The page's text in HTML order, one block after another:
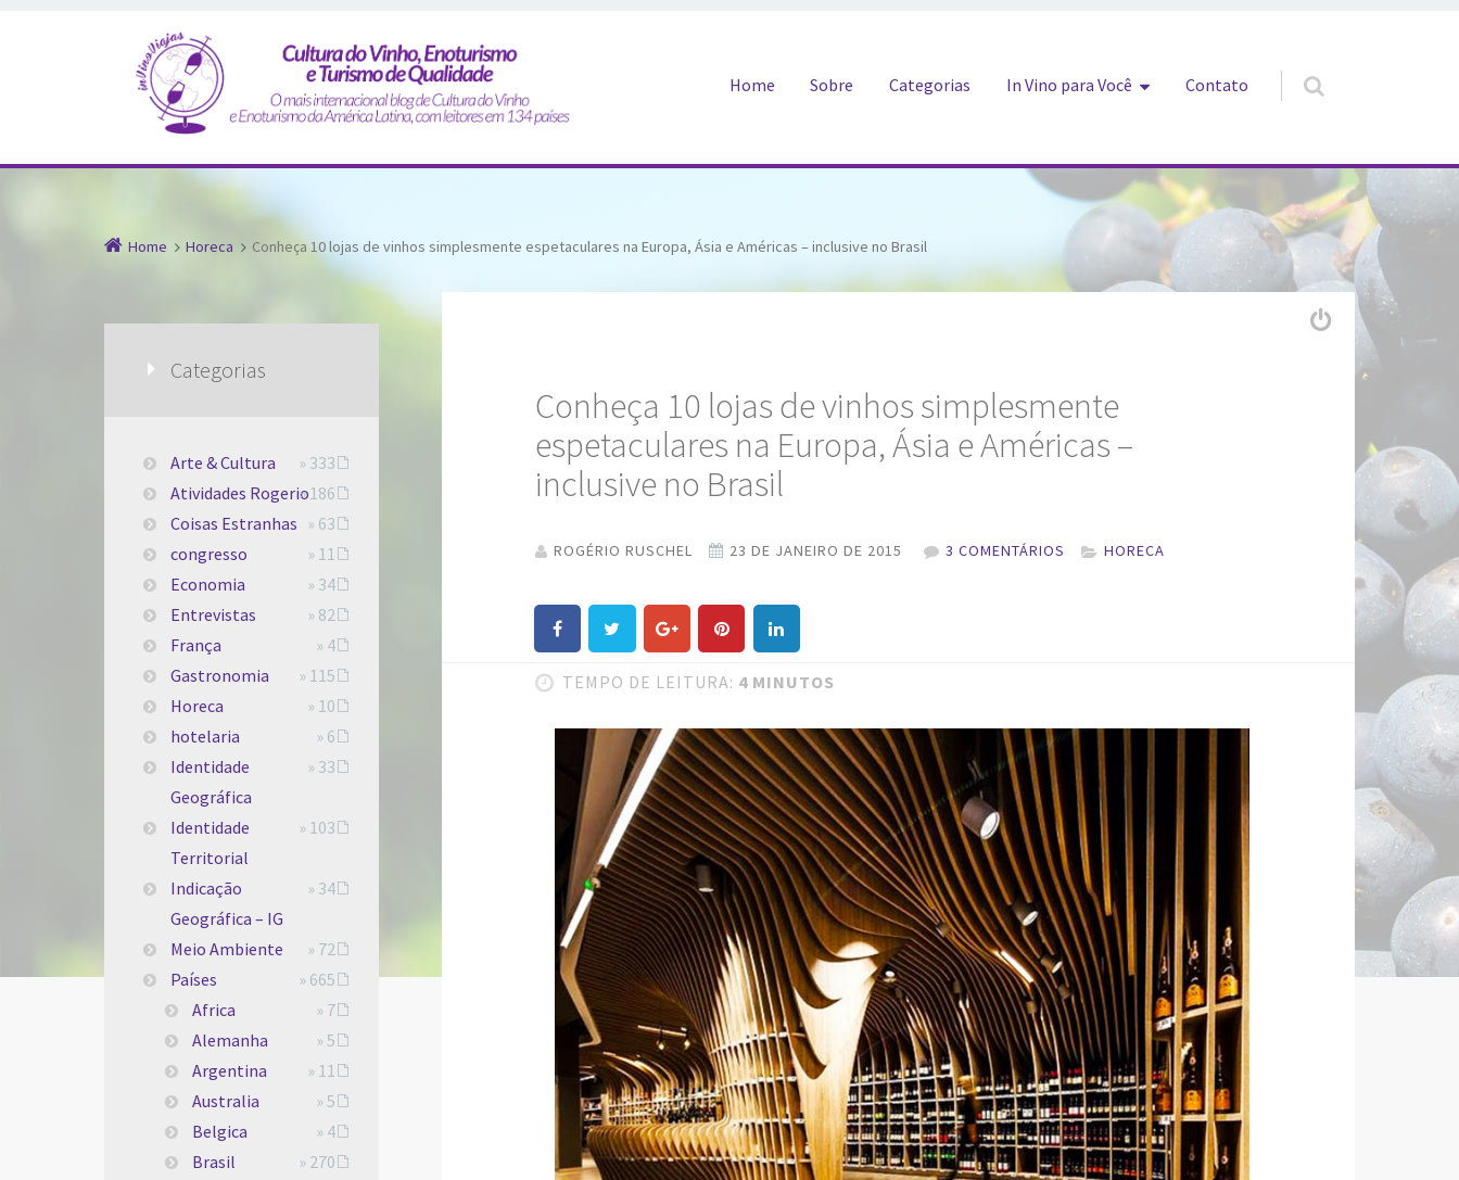
Home Sobre Categorias In Vino para Você Contato
Home Horeca Conheça 10 lojas de vinhos simplesmente espetaculares na Europa, Ásia e Américas – inclusive no Brasil
Conheça 10 lojas de vinhos simplesmente
espetaculares na Europa, Ásia e Américas –
inclusive no Brasil
ROGÉRIO RUSCHEL 3 COMENTÁRIOS HORECA
TEMPO DE LEITURA: 4 MINUTOS
Categorias
Arte & Cultura
» 333
Atividades Rogerio» 186
Coisas Estranhas » 63
congresso
» 11
Economia
» 34
Entrevistas
» 82
França
» 4
Gastronomia
» 115
Horeca
» 10
hotelaria
» 6
Identidade
Geográfica
» 33
Identidade
Territorial
» 103
Indicação
Geográfica – IG
» 34
Meio Ambiente
» 72
Países
» 665
Africa
» 7
Alemanha
» 5
Argentina
» 11
Australia
» 5
Belgica
» 4
Brasil
» 270